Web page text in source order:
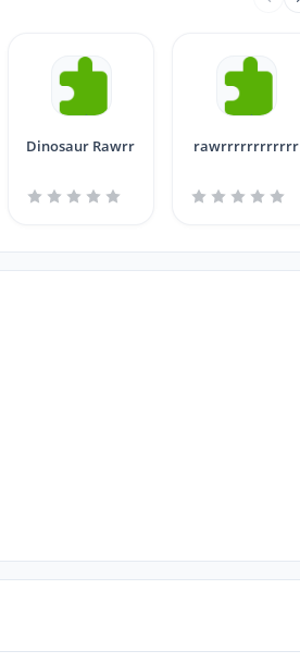
Dinosaur Rawrr rawrrrrrrrrrrrr